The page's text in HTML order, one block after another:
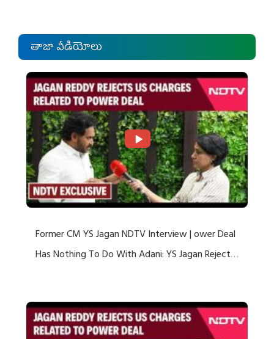
తాజా వీడియోలు
Former CM YS Jagan NDTV Interview | ower Deal
Has Nothing To Do With Adani: YS Jagan Rejects